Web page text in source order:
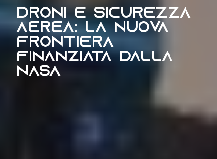
Droni e sicurezza
aerea: la nuova
frontiera
finanziata dalla
NASA